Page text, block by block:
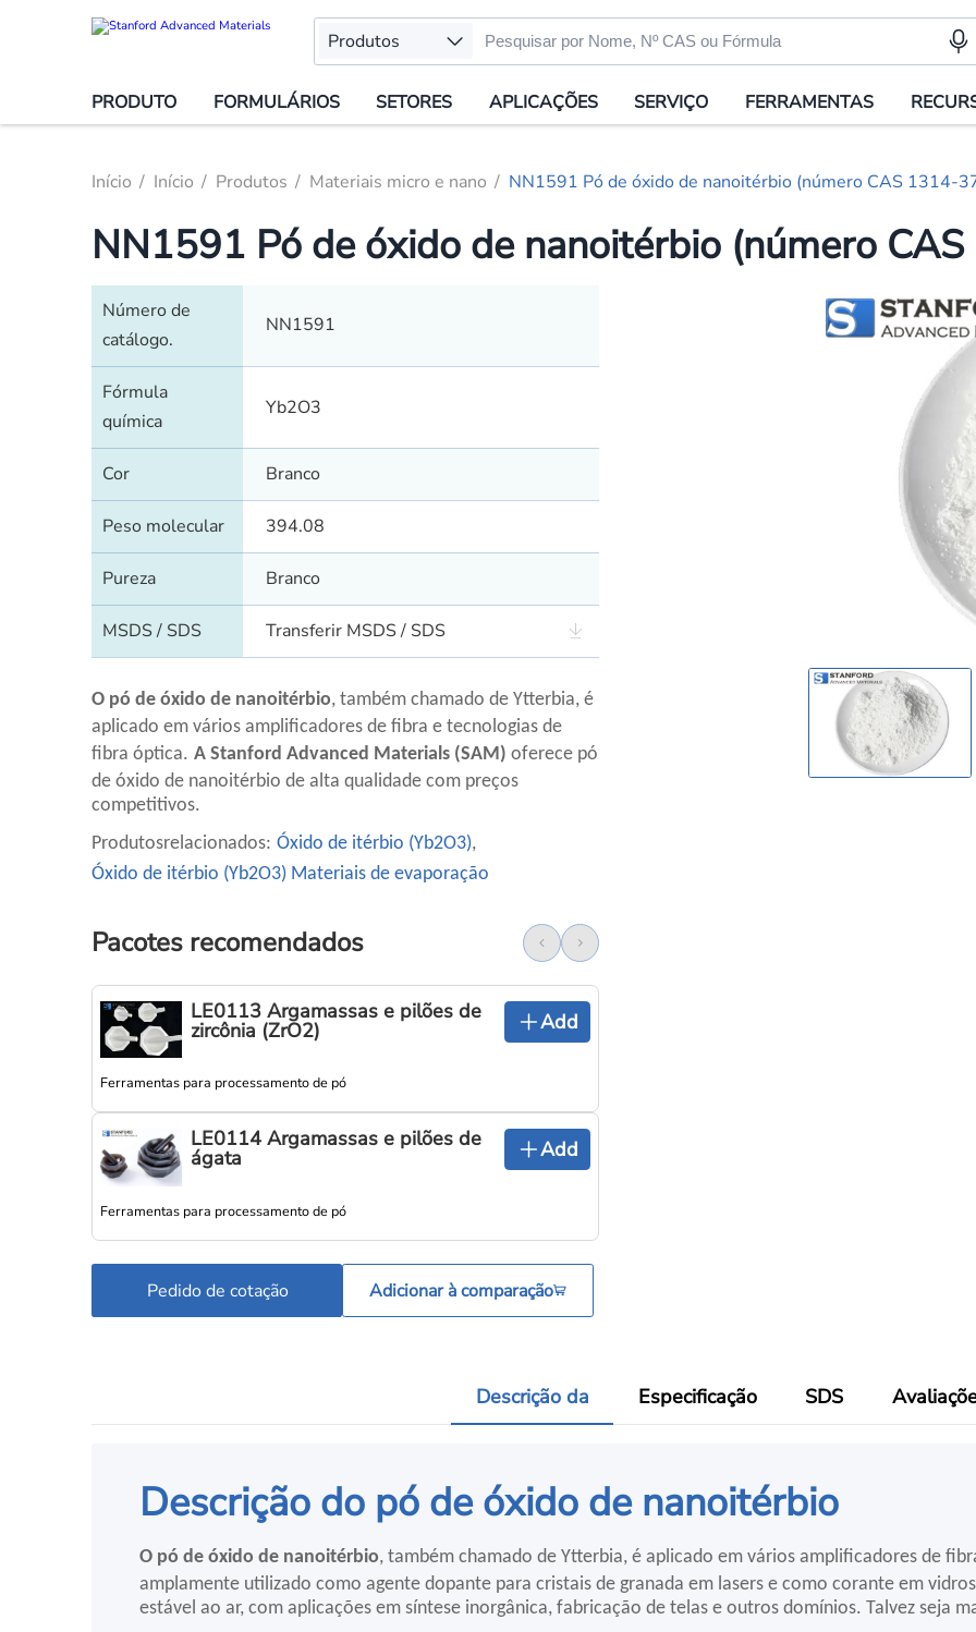
Produtos
PRODUTO FORMULÁRIOS SETORES APLICAÇÕES SERVIÇO FERRAMENTAS
Início Início Produtos Materiais micro e nano NN1591 Pó de óxido de nanoitérbio (número CAS 1314-
NN1591 Pó de óxido de nanoitérbio (número
Número de
catálogo.
NN1591
Fórmula
química
Yb2O3
Cor Branco
Peso molecular 394.08
Pureza Branco
MSDS / SDS Transferir MSDS / SDS
O pó de óxido de nanoitérbio, também chamado de Ytterbia, é
aplicado em vários amplificadores de fibra e tecnologias de
fibra óptica. A Stanford Advanced Materials (SAM) oferece pó
de óxido de nanoitérbio de alta qualidade com preços
competitivos.
Produtosrelacionados: Óxido de itérbio (Yb2O3),
Óxido de itérbio (Yb2O3) Materiais de evaporação
Pacotes recomendados
LE0113 Argamassas e pilões de
zircônia (ZrO2) Add
Ferramentas para processamento de pó
LE0114 Argamassas e pilões de
ágata Add
Ferramentas para processamento de pó
Pedido de cotação Adicionar à comparação
Descrição da Especificação SDS
Descrição do pó de óxido de nanoitérbio
O pó de óxido de nanoitérbio, também chamado de Ytterbia, é aplicado em vários amplificadores de
amplamente utilizado como agente dopante para cristais de granada em lasers e como corante em
estável ao ar, com aplicações em síntese inorgânica, fabricação de telas e outros domínios. Talvez seja